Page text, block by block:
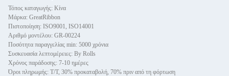
Τόπος καταγωγής: Κίνα
Μάρκα: GreatRibbon
Πιστοποίηση: ISO9001, ISO14001
Αριθμό μοντέλου: GR-00224
Ποσότητα παραγγελίας min: 5000 χρόνια
Συσκευασία λεπτομέρειες: By Rolls
Χρόνος παράδοσης: 7-10 ημέρες
Όροι πληρωμής: T/T, 30% προκαταβολή, 70% πριν από τη φόρτωση